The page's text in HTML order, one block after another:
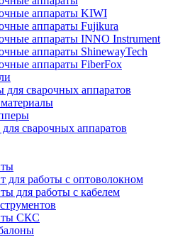
аппараты KIWI
аппараты Fujikura
аппараты INNO Instrument
аппараты ShinewayTech
аппараты FiberFox
для сварочных аппаратов
сварочных аппаратов
для работы с оптоволокном
для работы с кабелем
СКС